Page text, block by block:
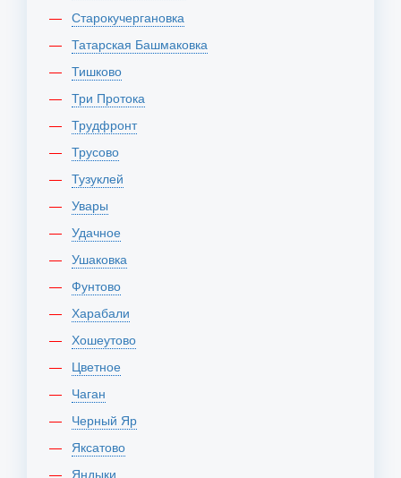
Старокучергановка
Татарская Башмаковка
Тишково
Три Протока
Трудфронт
Трусово
Тузуклей
Увары
Удачное
Ушаковка
Фунтово
Харабали
Хошеутово
Цветное
Чаган
Черный Яр
Яксатово
Яндыки